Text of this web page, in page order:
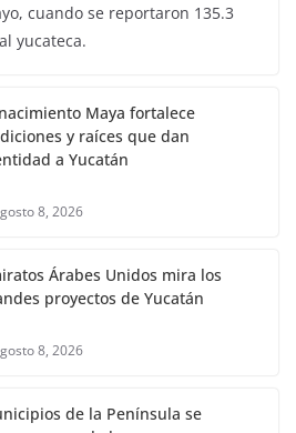
cuando se reportaron 135.3
yucateca.
Maya fortalece
y raíces que dan
a Yucatán
8, 2026
Árabes Unidos mira los
proyectos de Yucatán
8, 2026
de la Península se